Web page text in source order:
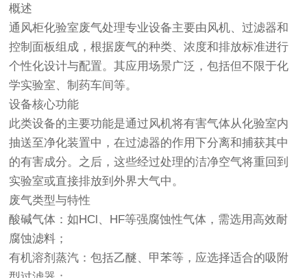
概述
通风柜化验室废气处理专业设备主要由风机、过滤器和
控制面板组成，根据废气的种类、浓度和排放标准进行
个性化设计与配置。其应用场景广泛，包括但不限于化
学实验室、制药车间等。
设备核心功能
此类设备的主要功能是通过风机将有害气体从化验室内
抽送至净化装置中，在过滤器的作用下分离和捕获其中
的有害成分。之后，这些经过处理的洁净空气将重回到
实验室或直接排放到外界大气中。
废气类型与特性
酸碱气体：如HCl、HF等强腐蚀性气体，需选用高效耐
腐蚀滤料；
有机溶剂蒸汽：包括乙醚、甲苯等，应选择适合的吸附